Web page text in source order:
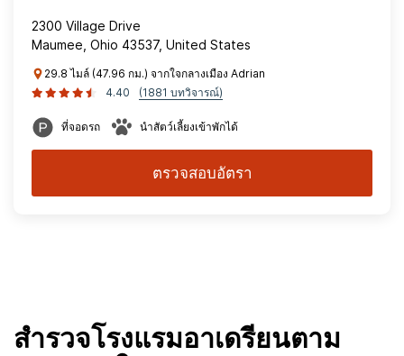
2300 Village Drive
Maumee, Ohio 43537, United States
29.8 ไมล์ (47.96 กม.) จากใจกลางเมือง Adrian
4.40
(1881 บทวิจารณ์)
ที่จอดรถ นำสัตว์เลี้ยงเข้าพักได้
ตรวจสอบอัตรา
สำรวจโรงแรมอาเดรียนตาม